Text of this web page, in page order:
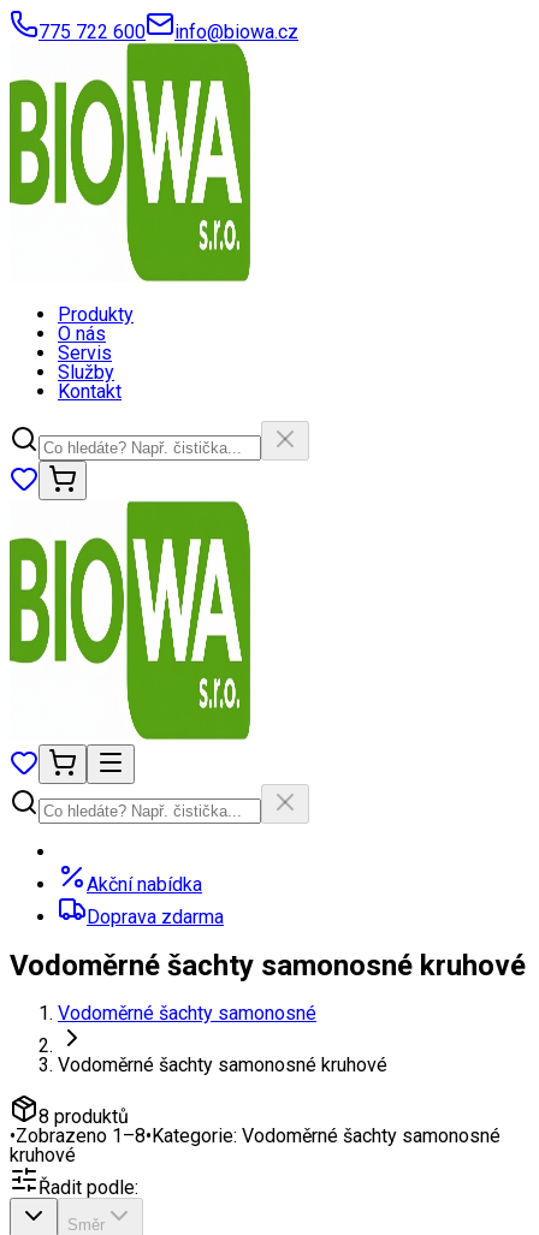
775 722 600 info@biowa.cz
Produkty
O nás
Servis
Služby
Kontakt
Akční nabídka
Doprava zdarma
Vodoměrné šachty samonosné kruhové
Vodoměrné šachty samonosné
Vodoměrné šachty samonosné kruhové
8 produktů
•Zobrazeno 1–8•Kategorie: Vodoměrné šachty samonosné
kruhové
Řadit podle:
Směr